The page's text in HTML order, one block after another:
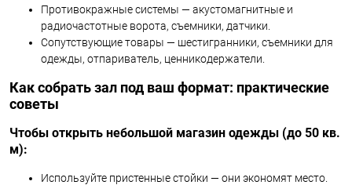
Противокражные системы — акустомагнитные и
радиочастотные ворота, съемники, датчики.
Сопутствующие товары — шестигранники, съемники для
одежды, отпариватель, ценникодержатели.
Как собрать зал под ваш формат: практические
советы
Чтобы открыть небольшой магазин одежды (до 50 кв.
м):
Используйте пристенные стойки — они экономят место.